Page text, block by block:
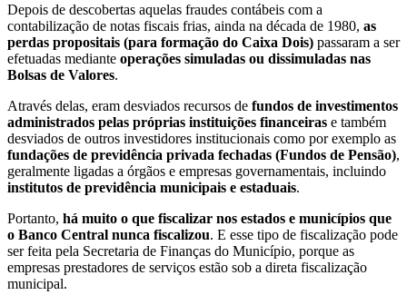
Depois de descobertas aquelas fraudes contábeis com a
contabilização de notas fiscais frias, ainda na década de 1980, as
perdas propositais (para formação do Caixa Dois) passaram a ser
efetuadas mediante operações simuladas ou dissimuladas nas
Bolsas de Valores.
Através delas, eram desviados recursos de fundos de investimentos
administrados pelas próprias instituições financeiras e também
desviados de outros investidores institucionais como por exemplo as
fundações de previdência privada fechadas (Fundos de Pensão),
geralmente ligadas a órgãos e empresas governamentais, incluindo
institutos de previdência municipais e estaduais.
Portanto, há muito o que fiscalizar nos estados e municípios que
o Banco Central nunca fiscalizou. E esse tipo de fiscalização pode
ser feita pela Secretaria de Finanças do Município, porque as
empresas prestadores de serviços estão sob a direta fiscalização
municipal.